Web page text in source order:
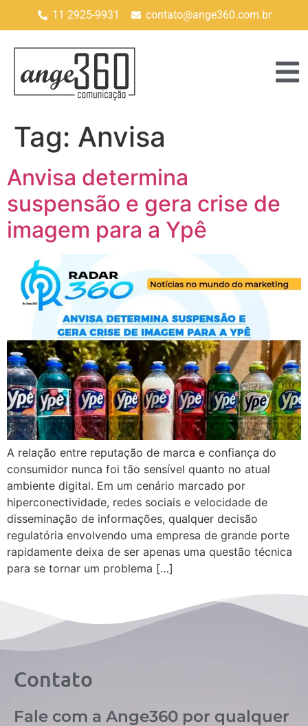
11 2925-9931 contato@ange360.com.br
Tag: Anvisa
Anvisa determina
suspensão e gera crise de
imagem para a Ypê
A relação entre reputação de marca e confiança do
consumidor nunca foi tão sensível quanto no atual
ambiente digital. Em um cenário marcado por
hiperconectividade, redes sociais e velocidade de
disseminação de informações, qualquer decisão
regulatória envolvendo uma empresa de grande porte
rapidamente deixa de ser apenas uma questão técnica
para se tornar um problema […]
Contato
Fale com a Ange360 por qualquer